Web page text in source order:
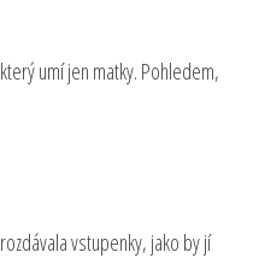
umí jen matky. Pohledem,
vstupenky, jako by jí